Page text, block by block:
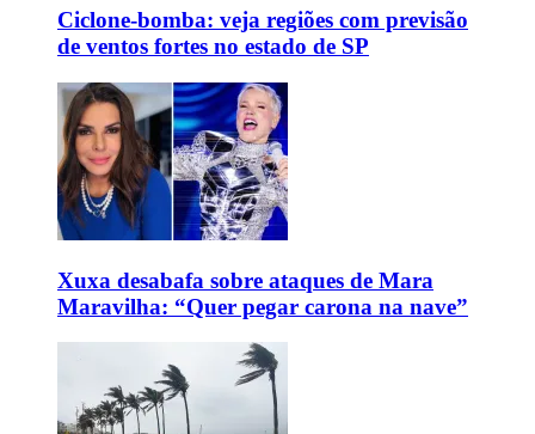
Ciclone-bomba: veja regiões com previsão
de ventos fortes no estado de SP
Xuxa desabafa sobre ataques de Mara
Maravilha: “Quer pegar carona na nave”